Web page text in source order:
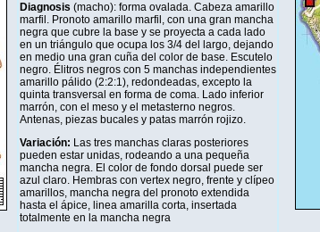
Diagnosis (macho): forma ovalada. Cabeza amarillo
marfil. Pronoto amarillo marfil, con una gran mancha
negra que cubre la base y se proyecta a cada lado
en un triángulo que ocupa los 3/4 del largo, dejando
en medio una gran cuña del color de base. Escutelo
negro. Élitros negros con 5 manchas independientes
amarillo pálido (2:2:1), redondeadas, excepto la
quinta transversal en forma de coma. Lado inferior
marrón, con el meso y el metasterno negros.
Antenas, piezas bucales y patas marrón rojizo.
Variación: Las tres manchas claras posteriores
pueden estar unidas, rodeando a una pequeña
mancha negra. El color de fondo dorsal puede ser
azul claro. Hembras con vertex negro, frente y clípeo
amarillos, mancha negra del pronoto extendida
hasta el ápice, linea amarilla corta, insertada
totalmente en la mancha negra